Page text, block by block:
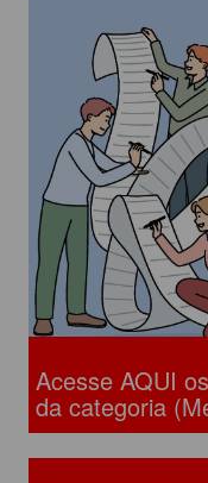
Acesse AQUI
da categoria